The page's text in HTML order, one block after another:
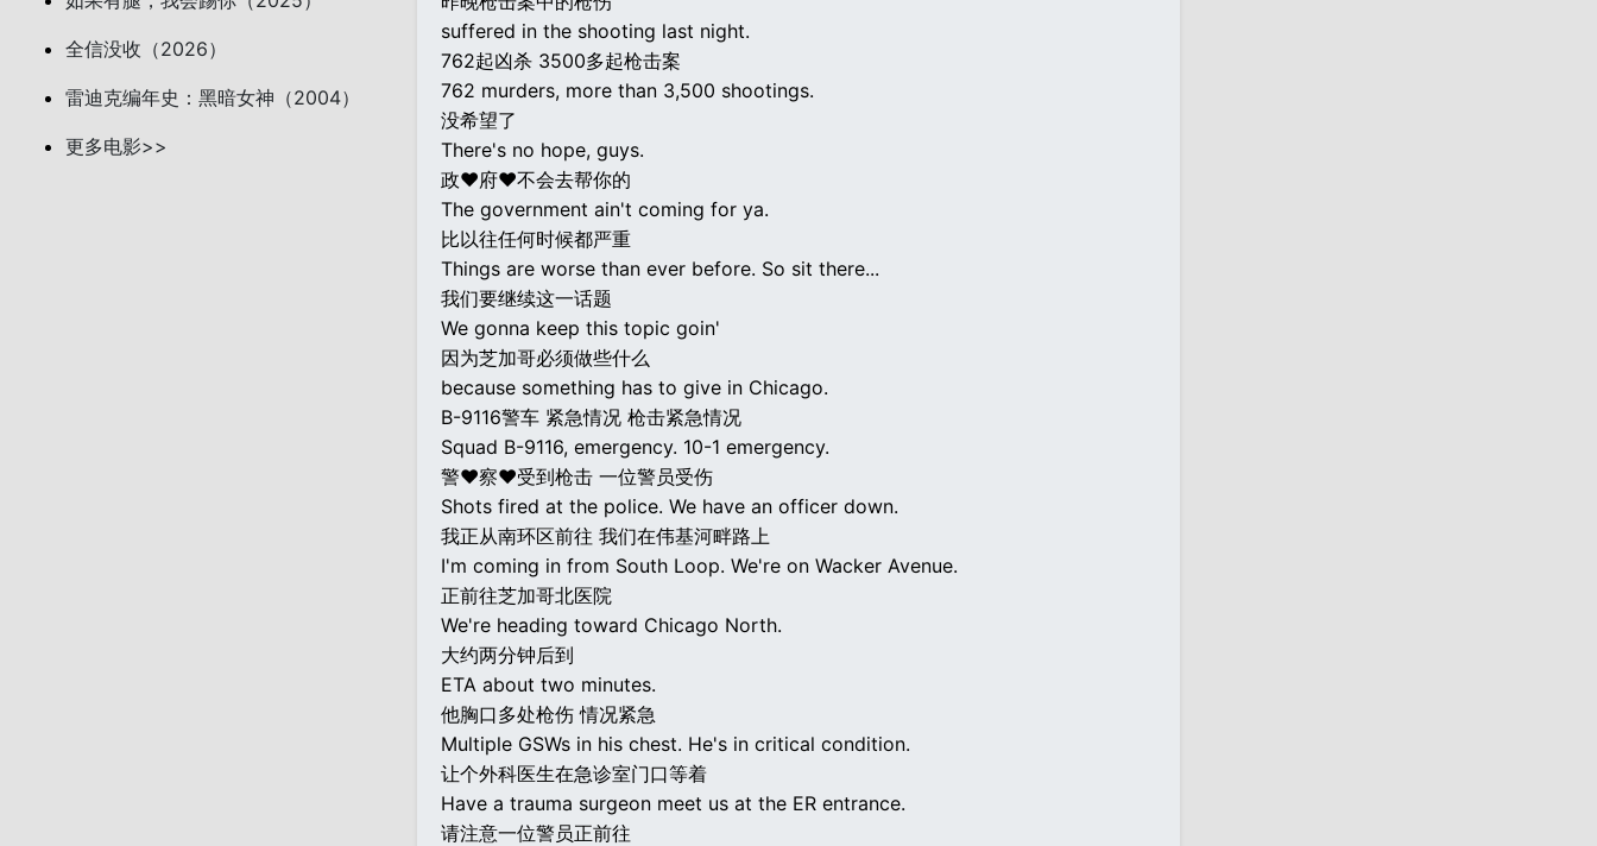
全信没收（2026）
雷迪克编年史：黑暗女神（2004）
更多电影>>
suffered in the shooting last night.
762起凶杀 3500多起枪击案
762 murders, more than 3,500 shootings.
没希望了
There's no hope, guys.
政♥府♥不会去帮你的
The government ain't coming for ya.
比以往任何时候都严重
Things are worse than ever before. So sit there...
我们要继续这一话题
We gonna keep this topic goin'
因为芝加哥必须做些什么
because something has to give in Chicago.
B-9116警车 紧急情况 枪击紧急情况
Squad B-9116, emergency. 10-1 emergency.
警♥察♥受到枪击 一位警员受伤
Shots fired at the police. We have an officer down.
我正从南环区前往 我们在伟基河畔路上
I'm coming in from South Loop. We're on Wacker Avenue.
正前往芝加哥北医院
We're heading toward Chicago North.
大约两分钟后到
ETA about two minutes.
他胸口多处枪伤 情况紧急
Multiple GSWs in his chest. He's in critical condition.
让个外科医生在急诊室门口等着
Have a trauma surgeon meet us at the ER entrance.
请注意一位警员正前往